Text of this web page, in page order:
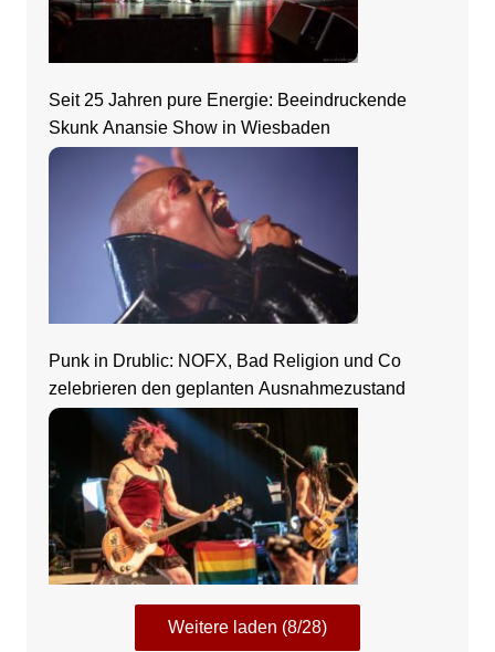
Seit 25 Jahren pure Energie: Beeindruckende
Skunk Anansie Show in Wiesbaden
Punk in Drublic: NOFX, Bad Religion und Co
zelebrieren den geplanten Ausnahmezustand
Weitere laden (8/28)